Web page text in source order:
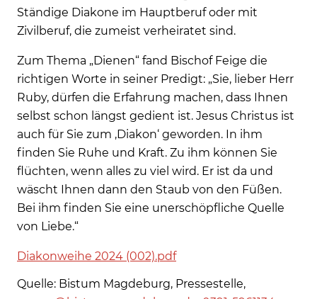
Ständige Diakone im Hauptberuf oder mit
Zivilberuf, die zumeist verheiratet sind.
Zum Thema „Dienen“ fand Bischof Feige die
richtigen Worte in seiner Predigt: „Sie, lieber Herr
Ruby, dürfen die Erfahrung machen, dass Ihnen
selbst schon längst gedient ist. Jesus Christus ist
auch für Sie zum ‚Diakon‘ geworden. In ihm
finden Sie Ruhe und Kraft. Zu ihm können Sie
flüchten, wenn alles zu viel wird. Er ist da und
wäscht Ihnen dann den Staub von den Füßen.
Bei ihm finden Sie eine unerschöpfliche Quelle
von Liebe.“
Diakonweihe 2024 (002).pdf
Quelle: Bistum Magdeburg, Pressestelle,